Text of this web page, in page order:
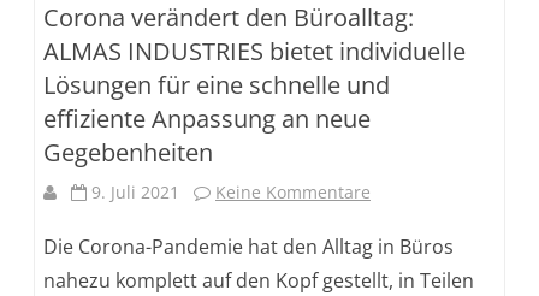
Corona verändert den Büroalltag:
ALMAS INDUSTRIES bietet individuelle
Lösungen für eine schnelle und
effiziente Anpassung an neue
Gegebenheiten
9. Juli 2021 Keine Kommentare
Corona
verändert
Die Corona-Pandemie hat den Alltag in Büros
nahezu komplett auf den Kopf gestellt, in Teilen